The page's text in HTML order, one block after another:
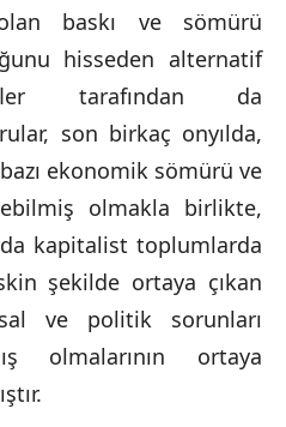
olan baskı ve sömürü
hisseden alternatif
tarafından da
son birkaç onyılda,
ekonomik sömürü ve
olmakla birlikte,
kapitalist toplumlarda
şekilde ortaya çıkan
ve politik sorunları
olmalarının ortaya